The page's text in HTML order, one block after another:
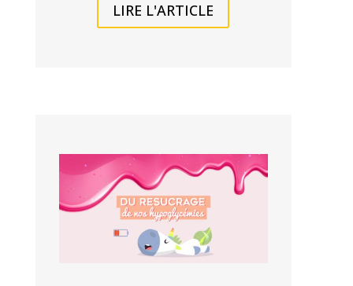
LIRE L'ARTICLE